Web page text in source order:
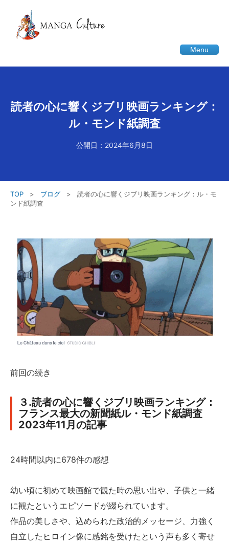
Menu
読者の心に響くジブリ映画ランキング：
ル・モンド紙調査
公開日：2024年6月8日
TOP > ブログ >
読者の心に響くジブリ映画ランキング：ル・モ
ンド紙調査
前回の続き
３.読者の心に響くジブリ映画ランキング：
フランス最大の新聞紙ル・モンド紙調査
2023年11月の記事
24時間以内に678件の感想
幼い頃に初めて映画館で観た時の思い出や、子供と一緒
に観たというエピソードが綴られています。
作品の美しさや、込められた政治的メッセージ、力強く
自立したヒロイン像に感銘を受けたという声も多く寄せ